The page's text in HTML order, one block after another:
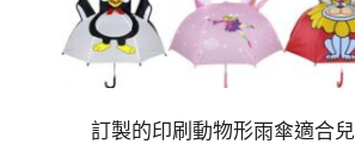
訂製的印刷動物形雨傘適合兒